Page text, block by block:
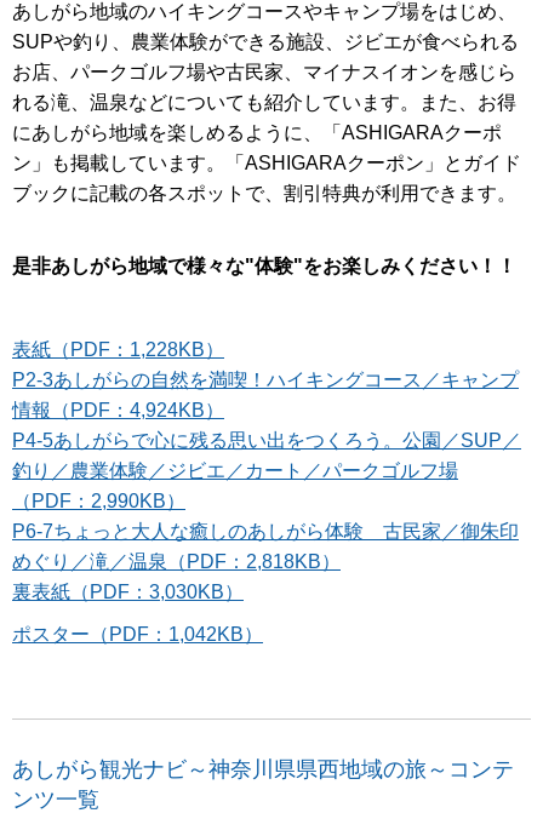
あしがら地域のハイキングコースやキャンプ場をはじめ、
SUPや釣り、農業体験ができる施設、ジビエが食べられる
お店、パークゴルフ場や古民家、マイナスイオンを感じら
れる滝、温泉などについても紹介しています。また、お得
にあしがら地域を楽しめるように、「ASHIGARAクーポ
ン」も掲載しています。「ASHIGARAクーポン」とガイド
ブックに記載の各スポットで、割引特典が利用できます。
是非あしがら地域で様々な"体験"をお楽しみください！！
表紙（PDF：1,228KB）
P2-3あしがらの自然を満喫！ハイキングコース／キャンプ
情報（PDF：4,924KB）
P4-5あしがらで心に残る思い出をつくろう。公園／SUP／
釣り／農業体験／ジビエ／カート／パークゴルフ場
（PDF：2,990KB）
P6-7ちょっと大人な癒しのあしがら体験 古民家／御朱印
めぐり／滝／温泉（PDF：2,818KB）
裏表紙（PDF：3,030KB）
ポスター（PDF：1,042KB）
あしがら観光ナビ～神奈川県県西地域の旅～コンテ
ンツ一覧